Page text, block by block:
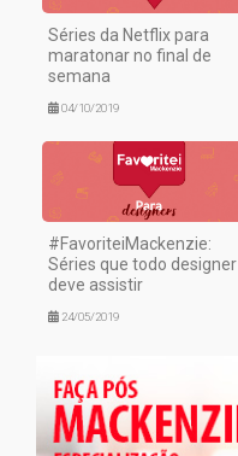
Séries da Netflix para
maratonar no final de
semana
04/10/2019
#FavoriteiMackenzie:
Séries que todo designer
deve assistir
24/05/2019